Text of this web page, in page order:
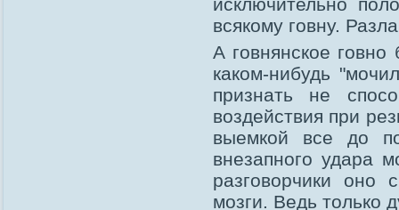
всякому говну.
А говнянское
каком-нибудь
признать не
воздействия при
выемкой все до
внезапного удара
разговорчики
мозги. Ведь только